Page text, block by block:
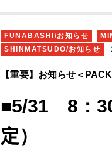
のあたたかい応援をお願いい
【クラウドファンディング
FUNABASHI/お知らせ
SHINMATSUDO/お知らせ
【重要】お知らせ＜
■5/31 8：
定）